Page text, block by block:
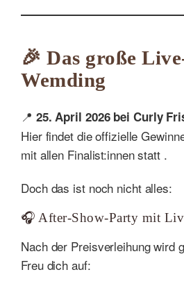
🎉 Das große
Wemding
📍 25. April 2026 bei Curly
Hier findet die offizielle
mit allen Finalist:innen statt .
Doch das ist noch nicht alles:
🎧 After-Show-Party mit
Nach der Preisverleihung wird
Freu dich auf: